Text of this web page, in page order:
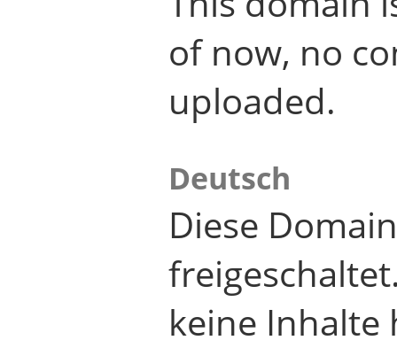
of now, no
uploaded.
Deutsch
Diese
keine Inhalte